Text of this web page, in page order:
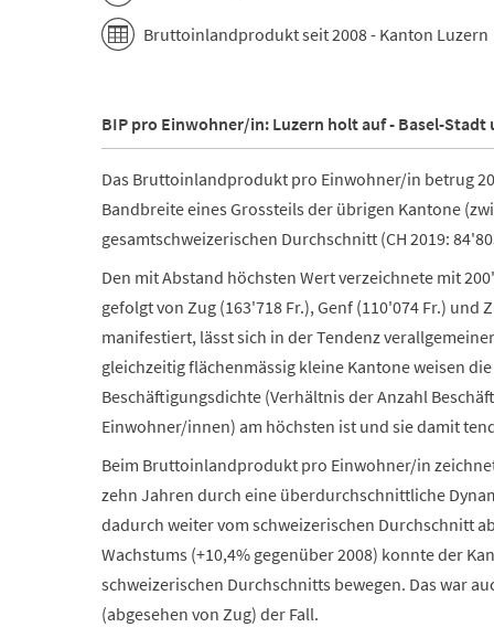
Bruttoinlandprodukt seit 2008 - Kanton Luzern
BIP pro Einwohner/in: Luzern holt auf - Basel-Stadt
Das Bruttoinlandprodukt pro Einwohner/in betrug
Bandbreite eines Grossteils der übrigen Kantone
gesamtschweizerischen Durchschnitt (CH 2019:
Den mit Abstand höchsten Wert verzeichnete mit
gefolgt von Zug (163'718 Fr.), Genf (110'074 Fr.)
manifestiert, lässt sich in der Tendenz
gleichzeitig flächenmässig kleine Kantone weisen
Beschäftigungsdichte (Verhältnis der Anzahl
Einwohner/innen) am höchsten ist und sie damit
Beim Bruttoinlandprodukt pro Einwohner/in
zehn Jahren durch eine überdurchschnittliche
dadurch weiter vom schweizerischen Durchschnitt
Wachstums (+10,4% gegenüber 2008) konnte der
schweizerischen Durchschnitts bewegen. Das war
(abgesehen von Zug) der Fall.